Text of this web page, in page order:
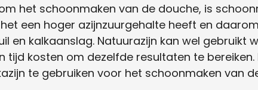
het schoonmaken van de douche, is
een hoger azijnzuurgehalte heeft en
en kalkaanslag. Natuurazijn kan wel gebruikt
tijd kosten om dezelfde resultaten te
te gebruiken voor het schoonmaken van